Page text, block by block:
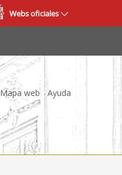
Webs oficiales
Mapa web Ayuda